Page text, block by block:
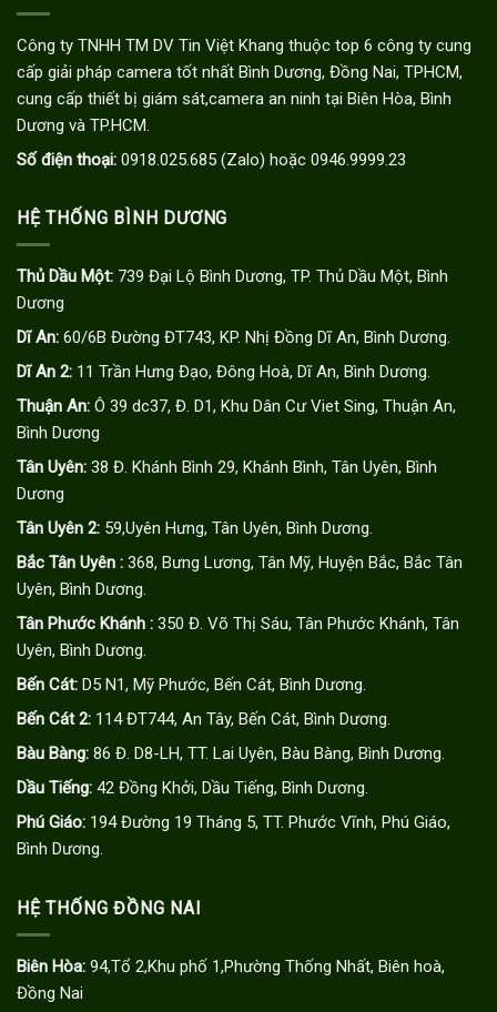
Công ty TNHH TM DV Tin Việt Khang thuộc top 6 công ty cung
cấp giải pháp camera tốt nhất Bình Dương, Đồng Nai, TPHCM,
cung cấp thiết bị giám sát,camera an ninh tại Biên Hòa, Bình
Dương và TP.HCM.
Số điện thoại: 0918.025.685 (Zalo) hoặc 0946.9999.23
HỆ THỐNG BÌNH DƯƠNG
Thủ Dầu Một: 739 Đại Lộ Bình Dương, TP. Thủ Dầu Một, Bình
Dương
Dĩ An: 60/6B Đường ĐT743, KP. Nhị Đồng Dĩ An, Bình Dương.
Dĩ An 2: 11 Trần Hưng Đạo, Đông Hoà, Dĩ An, Bình Dương.
Thuận An: Ô 39 dc37, Đ. D1, Khu Dân Cư Viet Sing, Thuận An,
Bình Dương
Tân Uyên: 38 Đ. Khánh Bình 29, Khánh Bình, Tân Uyên, Bình
Dương
Tân Uyên 2: 59,Uyên Hưng, Tân Uyên, Bình Dương.
Bắc Tân Uyên : 368, Bưng Lương, Tân Mỹ, Huyện Bắc, Bắc Tân
Uyên, Bình Dương.
Tân Phước Khánh : 350 Đ. Võ Thị Sáu, Tân Phước Khánh, Tân
Uyên, Bình Dương.
Bến Cát: D5 N1, Mỹ Phước, Bến Cát, Bình Dương.
Bến Cát 2: 114 ĐT744, An Tây, Bến Cát, Bình Dương.
Bàu Bàng: 86 Đ. D8-LH, TT. Lai Uyên, Bàu Bàng, Bình Dương.
Dầu Tiếng: 42 Đồng Khởi, Dầu Tiếng, Bình Dương.
Phú Giáo: 194 Đường 19 Tháng 5, TT. Phước Vĩnh, Phú Giáo,
Bình Dương.
HỆ THỐNG ĐỒNG NAI
Biên Hòa: 94,Tổ 2,Khu phố 1,Phường Thống Nhất, Biên hoà,
Đồng Nai